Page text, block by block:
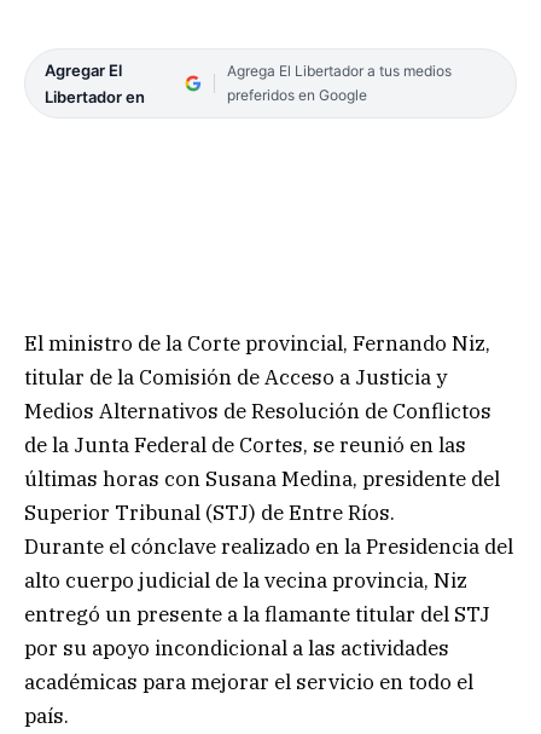
Agregar El
Libertador en
Agrega El Libertador a tus medios
preferidos en Google
El ministro de la Corte provincial, Fernando Niz,
titular de la Comisión de Acceso a Justicia y
Medios Alternativos de Resolución de Conflictos
de la Junta Federal de Cortes, se reunió en las
últimas horas con Susana Medina, presidente del
Superior Tribunal (STJ) de Entre Ríos.
Durante el cónclave realizado en la Presidencia del
alto cuerpo judicial de la vecina provincia, Niz
entregó un presente a la flamante titular del STJ
por su apoyo incondicional a las actividades
académicas para mejorar el servicio en todo el
país.